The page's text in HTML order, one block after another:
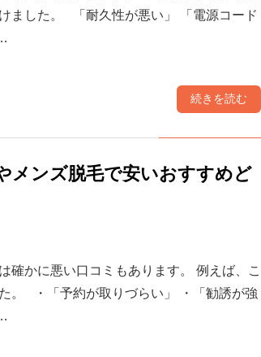
ました。 「耐久性が悪い」 「電源コード
続きを読む
メンズ脱毛で安いおすすめど
確かに悪い口コミもあります。 例えば、こ
。 ・「予約が取りづらい」 ・「勧誘が強